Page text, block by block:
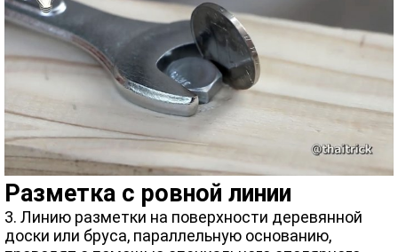
Разметка с ровной линии
3. Линию разметки на поверхности деревянной
доски или бруса, параллельную основанию,